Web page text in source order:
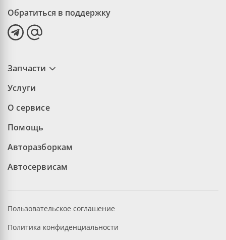
Обратиться в поддержку
Запчасти
Услуги
О сервисе
Помощь
Авторазборкам
Автосервисам
Пользовательское соглашение
Политика конфиденциальности